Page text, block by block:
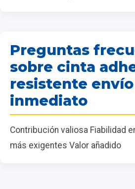
Preguntas
sobre cinta
resistente envío
inmediato
Contribución valiosa Fiabilidad
más exigentes Valor añadido